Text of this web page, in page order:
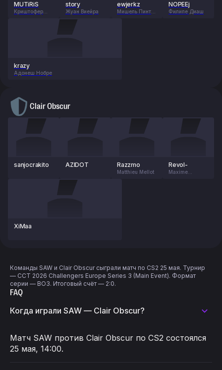
MUTiRiS
Криштофер
story
Жуан Виейра
ewjerkz
Мишель Пинто
NOPEEj
Филипе Диаш
krazy
Адонеш Нобре
Clair Obscur
sanjocrakito AZIDOT Razzmo
Matthieu Mellot
Revol-
Maxime
XiMaa
Команды SAW и Clair Obscur сыграли матч по CS2 25 мая. Турнир
— CCT 2026 Challengers Europe Series 3 (Main Event). Формат
серии — BO3. Итоговый счёт — 2:0.
FAQ
Когда играли SAW — Clair Obscur?
Матч SAW против Clair Obscur по CS2 состоялся
25 мая, 14:00.